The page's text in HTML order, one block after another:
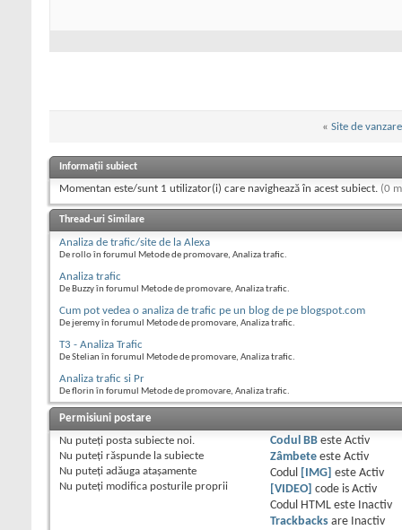
« Site de vanzare
Informații subiect
Momentan este/sunt 1 utilizator(i) care navighează în acest subiect. (0
Thread-uri Similare
Analiza de trafic/site de la Alexa
De rollo în forumul Metode de promovare, Analiza trafic.
Analiza trafic
De Buzzy în forumul Metode de promovare, Analiza trafic.
Cum pot vedea o analiza de trafic pe un blog de pe blogspot.com
De jeremy în forumul Metode de promovare, Analiza trafic.
T3 - Analiza Trafic
De Stelian în forumul Metode de promovare, Analiza trafic.
Analiza trafic si Pr
De florin în forumul Metode de promovare, Analiza trafic.
Permisiuni postare
Nu puteţi posta subiecte noi.
Nu puteţi răspunde la subiecte
Nu puteţi adăuga ataşamente
Nu puteţi modifica posturile proprii
Codul BBeste Activ
Zâmbeteeste Activ
Codul
[IMG] este Activ
[VIDEO] code is Activ
Codul HTML este
Inactiv
Trackbacksare
Inactiv